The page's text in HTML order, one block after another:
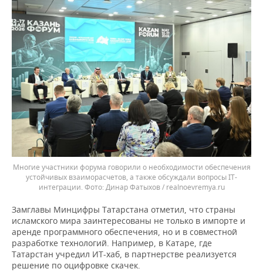
Многие участники форума говорили о необходимости обеспечения
устойчивых взаиморасчетов, а также обсуждали вопросы IT-
интеграции.
Динар Фатыхов / realnoevremya.ru
Замглавы Минцифры Татарстана отметил, что страны
исламского мира заинтересованы не только в импорте и
аренде программного обеспечения, но и в совместной
разработке технологий. Например, в Катаре, где
Татарстан учредил ИТ-хаб, в партнерстве реализуется
решение по оцифровке скачек.